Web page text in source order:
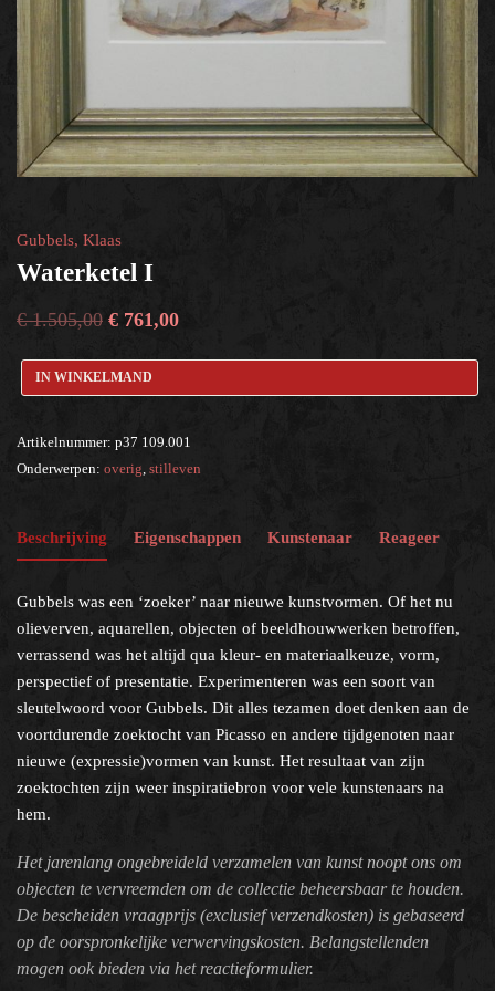
Gubbels, Klaas
Waterketel I
€1.505,00 € 761,00
IN WINKELMAND
Artikelnummer: p37 109.001
Onderwerpen: overig, stilleven
Beschrijving Eigenschappen Kunstenaar Reageer
Gubbels was een ‘zoeker’ naar nieuwe kunstvormen. Of het nu
olieverven, aquarellen, objecten of beeldhouwwerken betroffen,
verrassend was het altijd qua kleur- en materiaalkeuze, vorm,
perspectief of presentatie. Experimenteren was een soort van
sleutelwoord voor Gubbels. Dit alles tezamen doet denken aan de
voortdurende zoektocht van Picasso en andere tijdgenoten naar
nieuwe (expressie)vormen van kunst. Het resultaat van zijn
zoektochten zijn weer inspiratiebron voor vele kunstenaars na
hem.
Het jarenlang ongebreideld verzamelen van kunst noopt ons om
objecten te vervreemden om de collectie beheersbaar te houden.
De bescheiden vraagprijs (exclusief verzendkosten) is gebaseerd
op de oorspronkelijke verwervingskosten. Belangstellenden
mogen ook bieden via het reactieformulier.
Help?